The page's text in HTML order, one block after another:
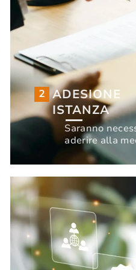
2
ADESIONE
ISTANZA
Saranno
aderire alla
2
ADESIONE
ISTANZA
Saranno
aderire alla
INIZIA ORA